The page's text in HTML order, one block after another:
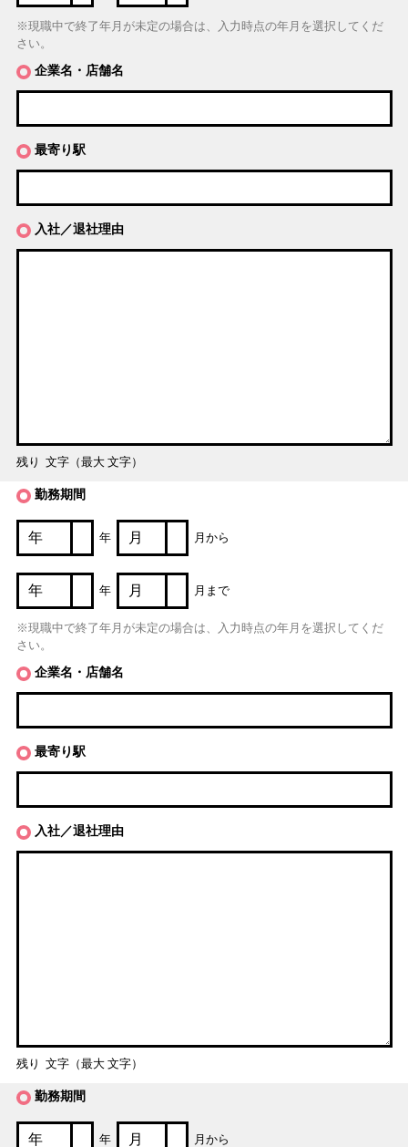
※現職中で終了年月が未定の場合は、入力時点の年月を選択してくだ
さい。
企業名・店舗名
最寄り駅
入社／退社理由
残り 文字（最大 文字）
勤務期間
年 月から
年 月まで
※現職中で終了年月が未定の場合は、入力時点の年月を選択してくだ
さい。
企業名・店舗名
最寄り駅
入社／退社理由
残り 文字（最大 文字）
勤務期間
年 月から